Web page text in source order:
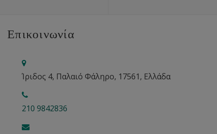
Επικοινωνία
Ίριδος 4, Παλαιό Φάληρο, 17561, Ελλάδα
210 9842836